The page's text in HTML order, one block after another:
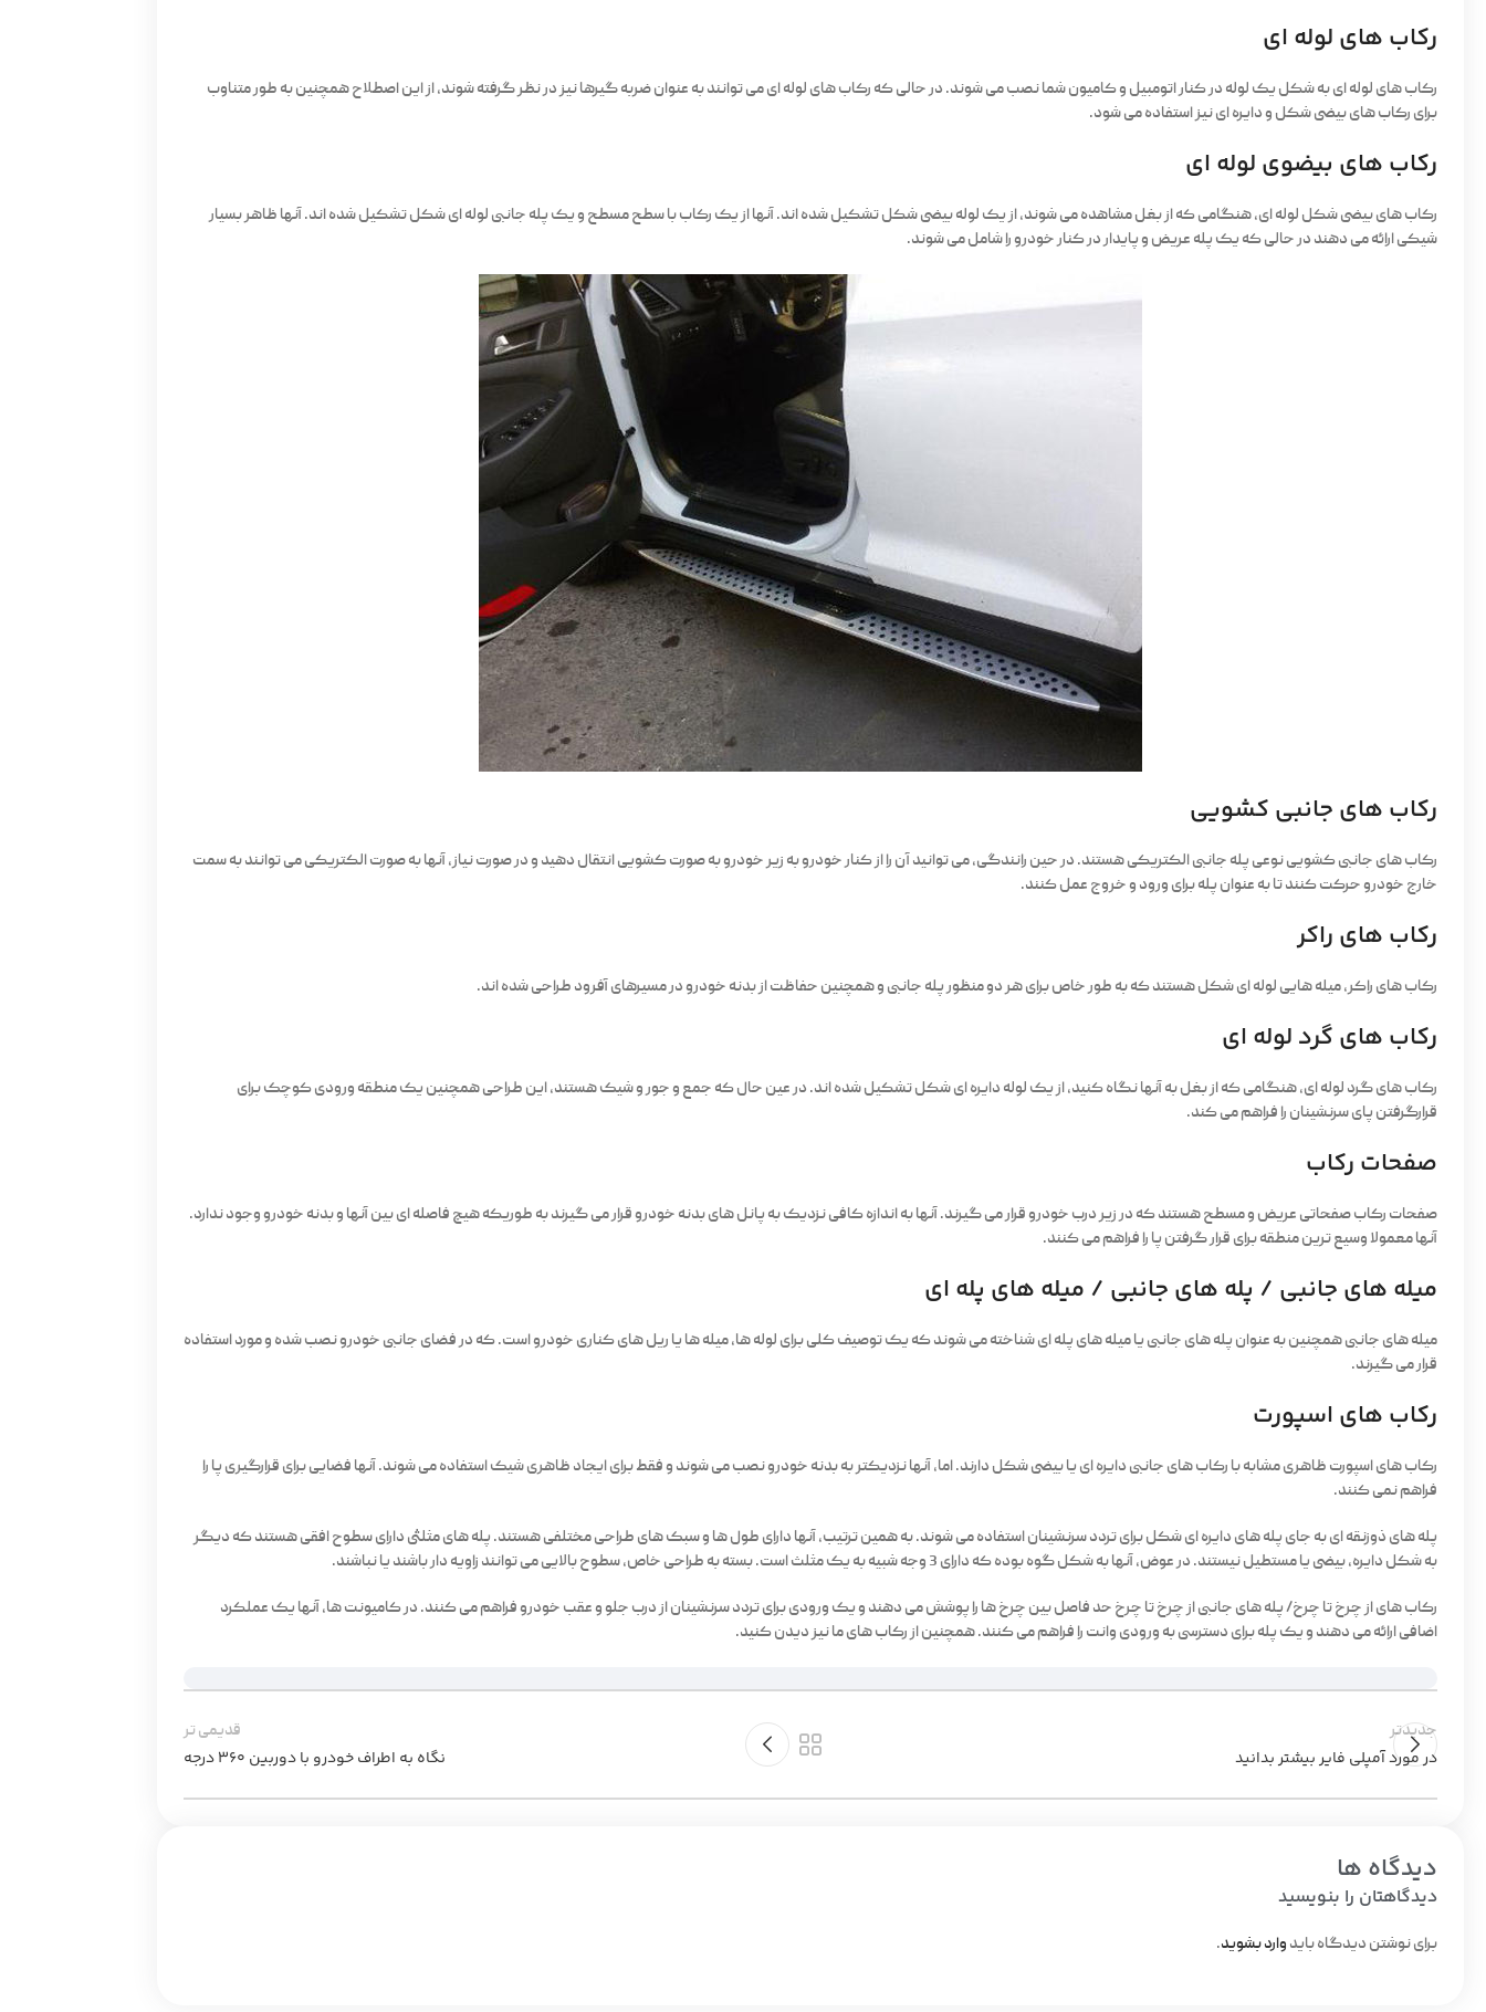
رکاب های لوله ای
رکاب های لوله ای به شکل یک لوله در کنار اتومبیل و کامیون شما نصب می شوند. در حالی که رکاب های لوله ای می توانند به عنوان ضربه گیرها نیز در نظر گرفته شوند، از این اصطلاح همچنین به طور متناوب
برای رکاب های بیضی شکل و دایره ای نیز استفاده می شود.
رکاب های بیضوی لوله ای
رکاب های بیضی شکل لوله ای، هنگامی که از بغل مشاهده می شوند، از یک لوله بیضی شکل تشکیل شده اند. آنها از یک رکاب با سطح مسطح و یک پله جانبی لوله ای شکل تشکیل شده اند. آنها ظاهر بسیار
شیکی ارائه می دهند در حالی که یک پله عریض و پایدار در کنار خودرو را شامل می شوند.
رکاب های جانبی کشویی
رکاب های جانبی کشویی نوعی پله جانبی الکتریکی هستند. در حین رانندگی، می توانید آن را از کنار خودرو به زیر خودرو به صورت کشویی انتقال دهید و در صورت نیاز، آنها به صورت الکتریکی می توانند به سمت
خارج خودرو حرکت کنند تا به عنوان پله برای ورود و خروج عمل کنند.
رکاب های راکر
رکاب های راکر، میله هایی لوله ای شکل هستند که به طور خاص برای هر دو منظور پله جانبی و همچنین حفاظت از بدنه خودرو در مسیرهای آفرود طراحی شده اند.
رکاب های گرد لوله ای
رکاب های گرد لوله ای، هنگامی که از بغل به آنها نگاه کنید، از یک لوله دایره ای شکل تشکیل شده اند. در عین حال که جمع و جور و شیک هستند، این طراحی همچنین یک منطقه ورودی کوچک برای
قرارگرفتن پای سرنشینان را فراهم می کند.
صفحات رکاب
صفحات رکاب صفحاتی عریض و مسطح هستند که در زیر درب خودرو قرار می گیرند. آنها به اندازه کافی نزدیک به پانل های بدنه خودرو قرار می گیرند به طوریکه هیچ فاصله ای بین آنها و بدنه خودرو وجود ندارد.
آنها معمولا وسیع ترین منطقه برای قرار گرفتن پا را فراهم می کنند.
میله های جانبی / پله های جانبی / میله های پله ای
میله های جانبی همچنین به عنوان پله های جانبی یا میله های پله ای شناخته می شوند که یک توصیف کلی برای لوله ها، میله ها یا ریل های کناری خودرو است. که در فضای جانبی خودرو نصب شده و مورد استفاده
قرار می گیرند.
رکاب های اسپورت
رکاب های اسپورت ظاهری مشابه با رکاب های جانبی دایره ای یا بیضی شکل دارند. اما، آنها نزدیکتر به بدنه خودرو نصب می شوند و فقط برای ایجاد ظاهری شیک استفاده می شوند. آنها فضایی برای قرارگیری پا را
فراهم نمی کنند.
پله های ذوزنقه ای به جای پله های دایره ای شکل برای تردد سرنشینان استفاده می شوند. به همین ترتیب، آنها دارای طول ها و سبک های طراحی مختلفی هستند. پله های مثلثی دارای سطوح افقی هستند که دیگر
به شکل دایره، بیضی یا مستطیل نیستند. در عوض، آنها به شکل گوه بوده که دارای 3 وجه شبیه به یک مثلث است. بسته به طراحی خاص، سطوح بالایی می توانند زاویه دار باشند یا نباشند.
رکاب های از چرخ تا چرخ/ پله های جانبی از چرخ تا چرخ حد فاصل بین چرخ ها را پوشش می دهند و یک ورودی برای تردد سرنشینان از درب جلو و عقب خودرو فراهم می کنند. در کامیونت ها، آنها یک عملکرد
اضافی ارائه می دهند و یک پله برای دسترسی به ورودی وانت را فراهم می کنند. همچنین از رکاب های ما نیز دیدن کنید.
جدیدتر
در مورد آمپلی فایر بیشتر بدانید
قدیمی تر
نگاه به اطراف خودرو با دوربین 360 درجه
دیدگاه ها
دیدگاهتان را بنویسید
برای نوشتن دیدگاه باید وارد بشوید.